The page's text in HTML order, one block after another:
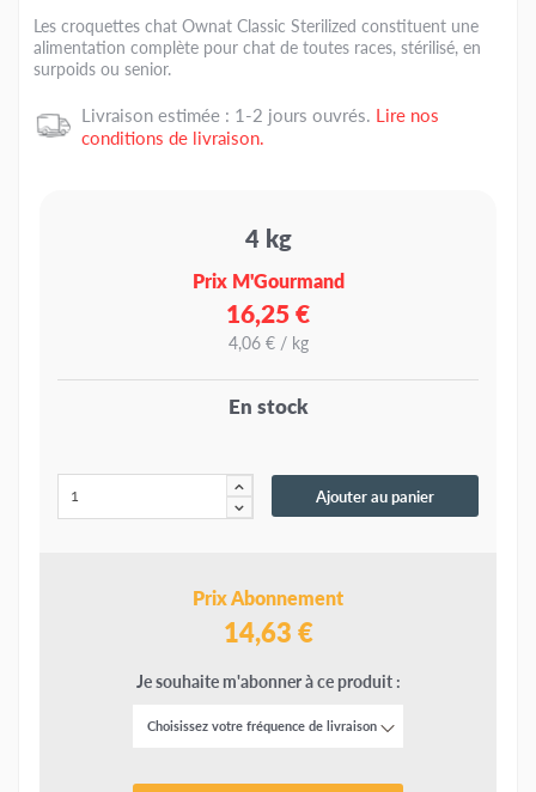
Les croquettes chat Ownat Classic Sterilized constituent une
alimentation complète pour chat de toutes races, stérilisé, en
surpoids ou senior.
Livraison estimée : 1-2 jours ouvrés. Lire nos
conditions de livraison.
4 kg
Prix M'Gourmand
16,25 €
4,06 € / kg
En stock
Ajouter au panier
Prix Abonnement
14,63 €
Je souhaite m'abonner à ce produit :